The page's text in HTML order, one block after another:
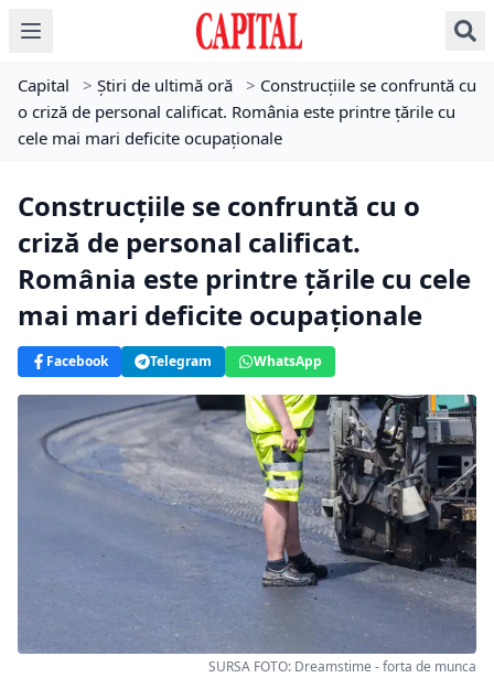
Capital > Știri de ultimă oră > Construcțiile se confruntă cu
o criză de personal calificat. România este printre țările cu
cele mai mari deficite ocupaționale
Construcțiile se confruntă cu o
criză de personal calificat.
România este printre țările cu cele
mai mari deficite ocupaționale
Facebook Telegram WhatsApp
SURSA FOTO: Dreamstime - forta de munca